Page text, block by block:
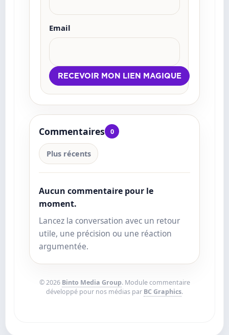
Email
Commentaires 0
Plus récents
Aucun commentaire pour le
moment.
Lancez la conversation avec un retour
utile, une précision ou une réaction
argumentée.
© 2026 Binto Media Group. Module commentaire
développé pour nos médias par BC Graphics.